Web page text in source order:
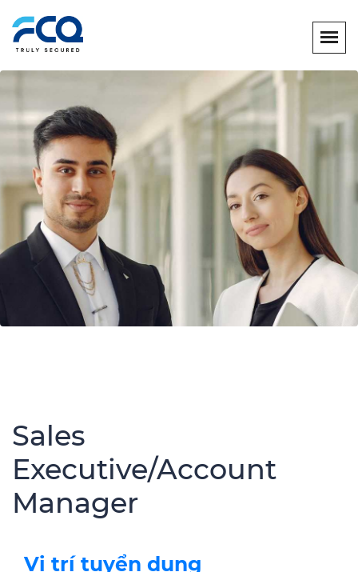
Sales
Executive/Account
Manager
Vị trí tuyển dụng